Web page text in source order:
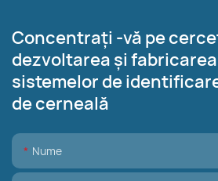
Concentrați -vă pe
dezvoltarea și fabricarea
sistemelor de
de cerneală
Nume